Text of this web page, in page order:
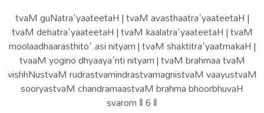
tvaM guNatra'yaateetaH | tvaM avasthaatra'yaateetaH |
tvaM dehatra'yaateetaH | tvaM kaalatra'yaateetaH | tvaM
moolaadhaarasthito'.asi nityam | tvaM shaktitra'yaatmakaH |
tvaaM yogino dhyaaya'nti nityam | tvaM brahmaa tvaM
vishhNustvaM rudrastvamindrastvamagnistvaM vaayustvaM
sooryastvaM chandramaastvaM brahma bhoorbhuvaH
svarom ‖ 6 ‖